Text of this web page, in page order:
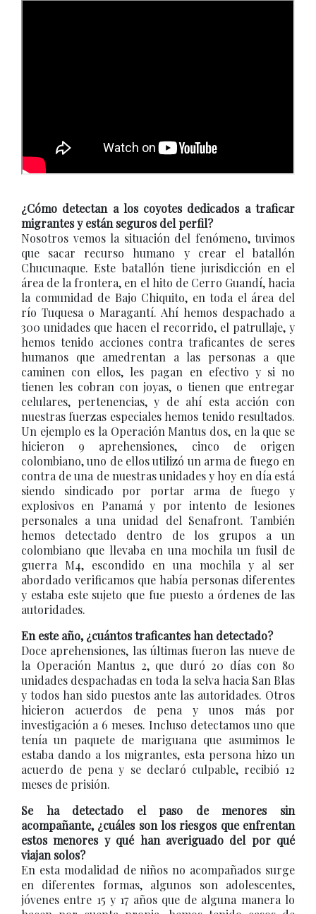
¿Cómo detectan a los coyotes dedicados a traficar
migrantes y están seguros del perfil?
Nosotros vemos la situación del fenómeno, tuvimos
que sacar recurso humano y crear el batallón
Chucunaque. Este batallón tiene jurisdicción en el
área de la frontera, en el hito de Cerro Guandí, hacia
la comunidad de Bajo Chiquito, en toda el área del
río Tuquesa o Maragantí. Ahí hemos despachado a
300 unidades que hacen el recorrido, el patrullaje, y
hemos tenido acciones contra traficantes de seres
humanos que amedrentan a las personas a que
caminen con ellos, les pagan en efectivo y si no
tienen les cobran con joyas, o tienen que entregar
celulares, pertenencias, y de ahí esta acción con
nuestras fuerzas especiales hemos tenido resultados.
Un ejemplo es la Operación Mantus dos, en la que se
hicieron 9 aprehensiones, cinco de origen
colombiano, uno de ellos utilizó un arma de fuego en
contra de una de nuestras unidades y hoy en día está
siendo sindicado por portar arma de fuego y
explosivos en Panamá y por intento de lesiones
personales a una unidad del Senafront. También
hemos detectado dentro de los grupos a un
colombiano que llevaba en una mochila un fusil de
guerra M4, escondido en una mochila y al ser
abordado verificamos que había personas diferentes
y estaba este sujeto que fue puesto a órdenes de las
autoridades.
En este año, ¿cuántos traficantes han detectado?
Doce aprehensiones, las últimas fueron las nueve de
la Operación Mantus 2, que duró 20 días con 80
unidades despachadas en toda la selva hacia San Blas
y todos han sido puestos ante las autoridades. Otros
hicieron acuerdos de pena y unos más por
investigación a 6 meses. Incluso detectamos uno que
tenía un paquete de mariguana que asumimos le
estaba dando a los migrantes, esta persona hizo un
acuerdo de pena y se declaró culpable, recibió 12
meses de prisión.
Se ha detectado el paso de menores sin
acompañante, ¿cuáles son los riesgos que enfrentan
estos menores y qué han averiguado del por qué
viajan solos?
En esta modalidad de niños no acompañados surge
en diferentes formas, algunos son adolescentes,
jóvenes entre 15 y 17 años que de alguna manera lo